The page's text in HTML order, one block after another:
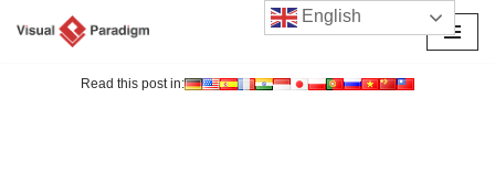
Read this post in:
English